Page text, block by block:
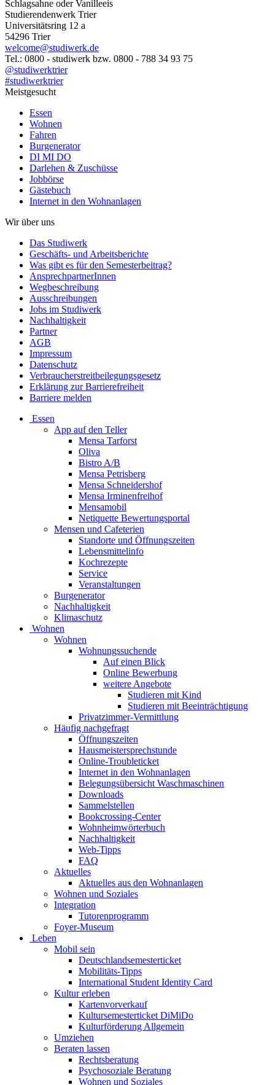
Schlagsahne oder Vanilleeis
Studierendenwerk Trier
Universitätsring 12 a
54296 Trier
welcome@studiwerk.de
Tel.: 0800 - studiwerk bzw. 0800 - 788 34 93 75
@studiwerktrier
#studiwerktrier
Meistgesucht
Essen
Wohnen
Fahren
Burgenerator
DI MI DO
Darlehen & Zuschüsse
Jobbörse
Gästebuch
Internet in den Wohnanlagen
Wir über uns
Das Studiwerk
Geschäfts- und Arbeitsberichte
Was gibt es für den Semesterbeitrag?
AnsprechpartnerInnen
Wegbeschreibung
Ausschreibungen
Jobs im Studiwerk
Nachhaltigkeit
Partner
AGB
Impressum
Datenschutz
Verbraucherstreitbeilegungsgesetz
Erklärung zur Barrierefreiheit
Barriere melden
Essen
App auf den Teller
Mensa Tarforst
Oliva
Bistro A/B
Mensa Petrisberg
Mensa Schneidershof
Mensa Irminenfreihof
Mensamobil
Netiquette Bewertungsportal
Mensen und Cafeterien
Standorte und Öffnungszeiten
Lebensmittelinfo
Kochrezepte
Service
Veranstaltungen
Burgenerator
Nachhaltigkeit
Klimaschutz
Wohnen
Wohnen
Wohnungssuchende
Auf einen Blick
Online Bewerbung
weitere Angebote
Studieren mit Kind
Studieren mit Beeinträchtigung
Privatzimmer-Vermittlung
Häufig nachgefragt
Öffnungszeiten
Hausmeistersprechstunde
Online-Troubleticket
Internet in den Wohnanlagen
Belegungsübersicht Waschmaschinen
Downloads
Sammelstellen
Bookcrossing-Center
Wohnheimwörterbuch
Nachhaltigkeit
Web-Tipps
FAQ
Aktuelles
Aktuelles aus den Wohnanlagen
Wohnen und Soziales
Integration
Tutorenprogramm
Foyer-Museum
Leben
Mobil sein
Deutschlandsemesterticket
Mobilitäts-Tipps
International Student Identity Card
Kultur erleben
Kartenvorverkauf
Kultursemesterticket DiMiDo
Kulturförderung Allgemein
Umziehen
Beraten lassen
Rechtsberatung
Psychosoziale Beratung
Wohnen und Soziales